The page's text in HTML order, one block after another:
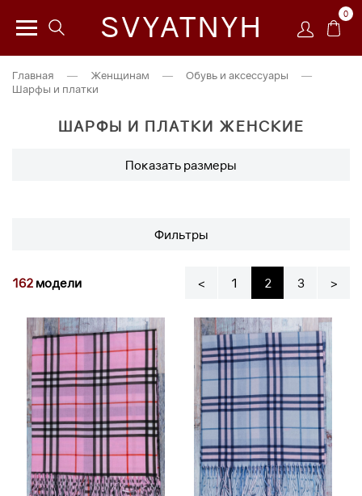
SVYATNYH 0
Главная — Женщинам — Обувь и аксессуары
—
Шарфы и платки
ШАРФЫ И ПЛАТКИ ЖЕНСКИЕ
Показать размеры
Фильтры
162модели < 1 2 3 >